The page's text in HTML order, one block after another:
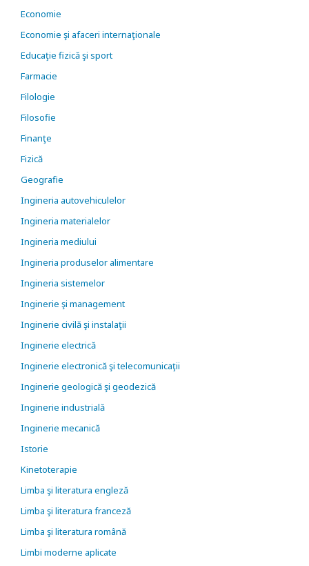
Economie
Economie şi afaceri internaţionale
Educaţie fizică şi sport
Farmacie
Filologie
Filosofie
Finanţe
Fizică
Geografie
Ingineria autovehiculelor
Ingineria materialelor
Ingineria mediului
Ingineria produselor alimentare
Ingineria sistemelor
Inginerie şi management
Inginerie civilă şi instalaţii
Inginerie electrică
Inginerie electronică şi telecomunicaţii
Inginerie geologică şi geodezică
Inginerie industrială
Inginerie mecanică
Istorie
Kinetoterapie
Limba şi literatura engleză
Limba şi literatura franceză
Limba şi literatura română
Limbi moderne aplicate